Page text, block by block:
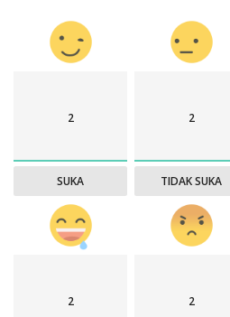
2
SUKA
2
TIDAK SUKA
2 2